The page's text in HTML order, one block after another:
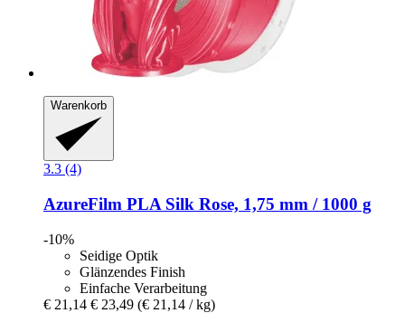
Warenkorb
3.3 (4)
AzureFilm PLA Silk Rose, 1,75 mm / 1000 g
-10%
Seidige Optik
Glänzendes Finish
Einfache Verarbeitung
€ 21,14 € 23,49 (€ 21,14 / kg)